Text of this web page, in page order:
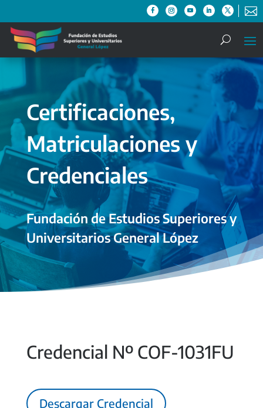

Certificaciones,
Matriculaciones y
Credenciales
Fundación de Estudios Superiores y
Universitarios General López
Credencial Nº COF-1031FU
Descargar Credencial